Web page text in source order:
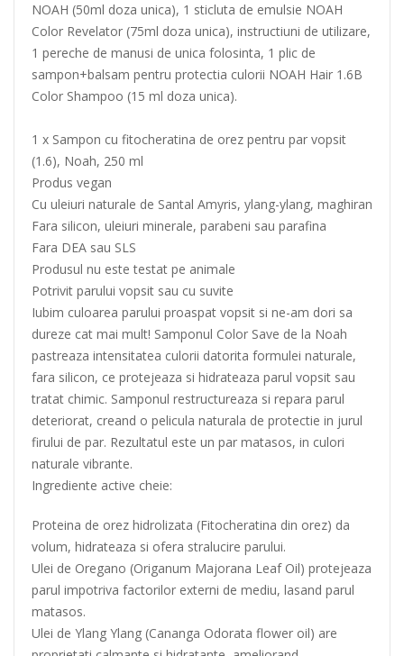
NOAH (50ml doza unica), 1 sticluta de emulsie NOAH
Color Revelator (75ml doza unica), instructiuni de utilizare,
1 pereche de manusi de unica folosinta, 1 plic de
sampon+balsam pentru protectia culorii NOAH Hair 1.6B
Color Shampoo (15 ml doza unica).
1 x Sampon cu fitocheratina de orez pentru par vopsit
(1.6), Noah, 250 ml
Produs vegan
Cu uleiuri naturale de Santal Amyris, ylang-ylang, maghiran
Fara silicon, uleiuri minerale, parabeni sau parafina
Fara DEA sau SLS
Produsul nu este testat pe animale
Potrivit parului vopsit sau cu suvite
Iubim culoarea parului proaspat vopsit si ne-am dori sa
dureze cat mai mult! Samponul Color Save de la Noah
pastreaza intensitatea culorii datorita formulei naturale,
fara silicon, ce protejeaza si hidrateaza parul vopsit sau
tratat chimic. Samponul restructureaza si repara parul
deteriorat, creand o pelicula naturala de protectie in jurul
firului de par. Rezultatul este un par matasos, in culori
naturale vibrante.
Ingrediente active cheie:
Proteina de orez hidrolizata (Fitocheratina din orez) da
volum, hidrateaza si ofera stralucire parului.
Ulei de Oregano (Origanum Majorana Leaf Oil) protejeaza
parul impotriva factorilor externi de mediu, lasand parul
matasos.
Ulei de Ylang Ylang (Cananga Odorata flower oil) are